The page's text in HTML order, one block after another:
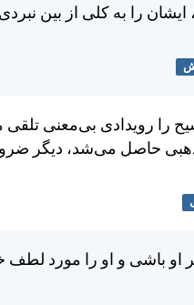
را به کلی از بين نبردی
رويدادی بی‌معنی تلقی
حاصل می‌شد، ديگر
باشی و او را مورد لطف